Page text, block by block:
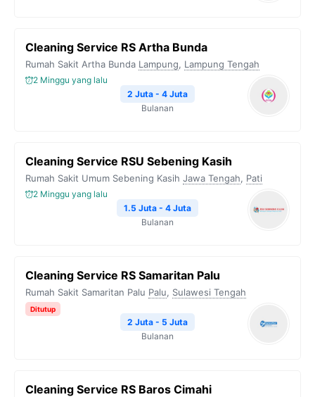
Cleaning Service RS Artha Bunda
Rumah Sakit Artha Bunda Lampung, Lampung Tengah
2 Minggu yang lalu
2 Juta - 4 Juta
Bulanan
Cleaning Service RSU Sebening Kasih
Rumah Sakit Umum Sebening Kasih Jawa Tengah, Pati
2 Minggu yang lalu
1.5 Juta - 4 Juta
Bulanan
Cleaning Service RS Samaritan Palu
Rumah Sakit Samaritan Palu Palu, Sulawesi Tengah
Ditutup
2 Juta - 5 Juta
Bulanan
Cleaning Service RS Baros Cimahi